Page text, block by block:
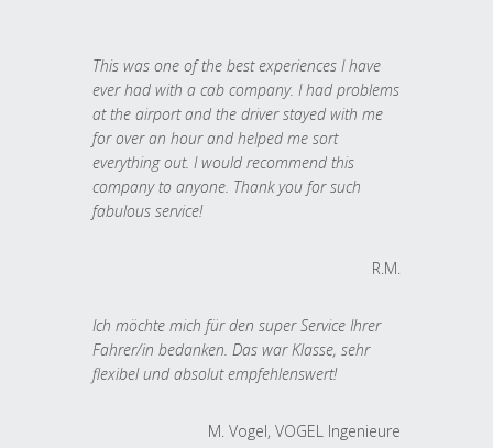
This was one of the best experiences I have
ever had with a cab company. I had problems
at the airport and the driver stayed with me
for over an hour and helped me sort
everything out. I would recommend this
company to anyone. Thank you for such
fabulous service!
R.M.
Ich möchte mich für den super Service Ihrer
Fahrer/in bedanken. Das war Klasse, sehr
flexibel und absolut empfehlenswert!
M. Vogel, VOGEL Ingenieure